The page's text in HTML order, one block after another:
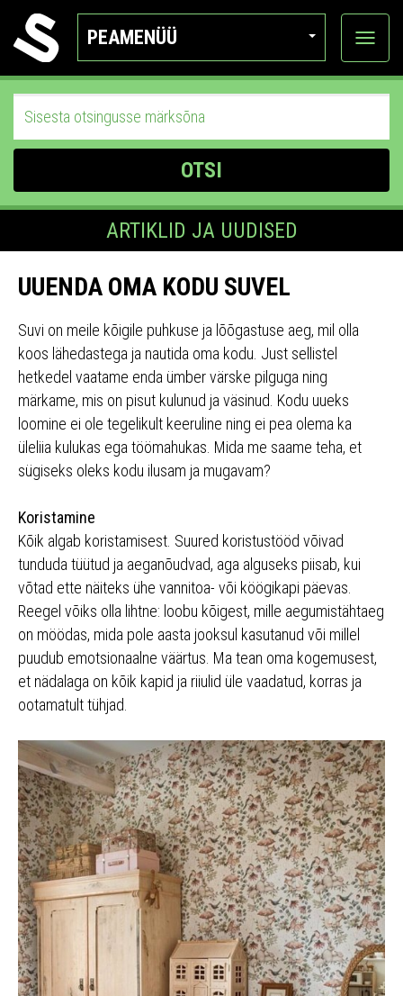
PEAMENÜÜ
Ava
OTSI
ARTIKLID JA UUDISED
UUENDA OMA KODU SUVEL
Suvi on meile kõigile puhkuse ja lõõgastuse aeg, mil olla
koos lähedastega ja nautida oma kodu. Just sellistel
hetkedel vaatame enda ümber värske pilguga ning
märkame, mis on pisut kulunud ja väsinud. Kodu uueks
loomine ei ole tegelikult keeruline ning ei pea olema ka
üleliia kulukas ega töömahukas. Mida me saame teha, et
sügiseks oleks kodu ilusam ja mugavam?
Koristamine
Kõik algab koristamisest. Suured koristustööd võivad
tunduda tüütud ja aeganõudvad, aga alguseks piisab, kui
võtad ette näiteks ühe vannitoa- või köögikapi päevas.
Reegel võiks olla lihtne: loobu kõigest, mille aegumistähtaeg
on möödas, mida pole aasta jooksul kasutanud või millel
puudub emotsionaalne väärtus. Ma tean oma kogemusest,
et nädalaga on kõik kapid ja riiulid üle vaadatud, korras ja
ootamatult tühjad.